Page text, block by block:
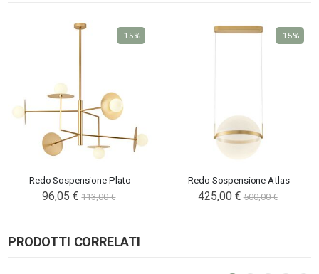
Redo Sospensione Plato
96,05 € 113,00 €
-15%
Redo Sospensione Atlas
425,00 € 500,00 €
-15%
PRODOTTI CORRELATI